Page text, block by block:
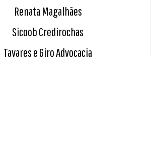
Renata Magalhães
Sicoob Credirochas
Tavares e Giro Advocacia